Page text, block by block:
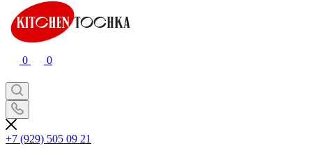
0 0
+7 (929) 505 09 21